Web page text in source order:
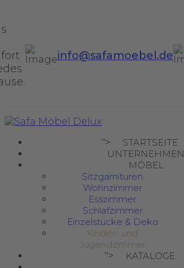
info@safamoebel.de
">
STARTSEITE
UNTERNEHMEN
MÖBEL
Sitzgarnituren
Wohnzimmer
Esszimmer
Schlafzimmer
Einzelstücke & Deko
Kinder- und
Jugendzimmer
">
KATALOGE